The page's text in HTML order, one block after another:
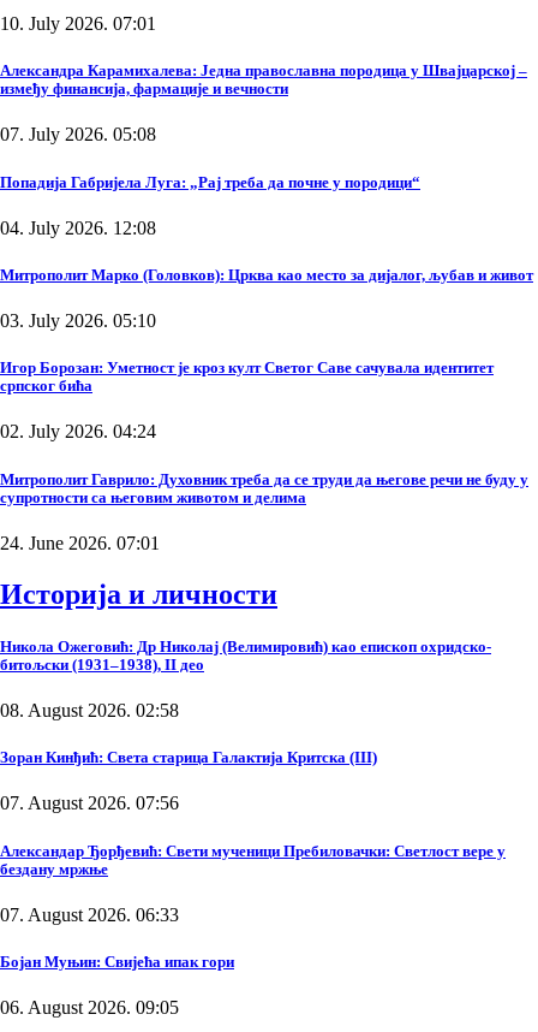
10. July 2026. 07:01
Александра Карамихалева: Једна православна породица у Швајцарској –
између финансија, фармације и вечности
07. July 2026. 05:08
Попадија Габријела Луга: „Рај треба да почне у породици“
04. July 2026. 12:08
Митрополит Марко (Головков): Црква као место за дијалог, љубав и живот
03. July 2026. 05:10
Игор Борозан: Уметност је кроз култ Светог Саве сачувала идентитет
српског бића
02. July 2026. 04:24
Митрополит Гаврило: Духовник треба да се труди да његове речи не буду у
супротности са његовим животом и делима
24. June 2026. 07:01
Историја и личности
Никола Ожеговић: Др Николај (Велимировић) као епископ охридско-
битољски (1931–1938), II део
08. August 2026. 02:58
Зоран Кинђић: Света старица Галактија Критска (III)
07. August 2026. 07:56
Александар Ђорђевић: Свети мученици Пребиловачки: Светлост вере у
бездану мржње
07. August 2026. 06:33
Бојан Муњин: Свијећа ипак гори
06. August 2026. 09:05